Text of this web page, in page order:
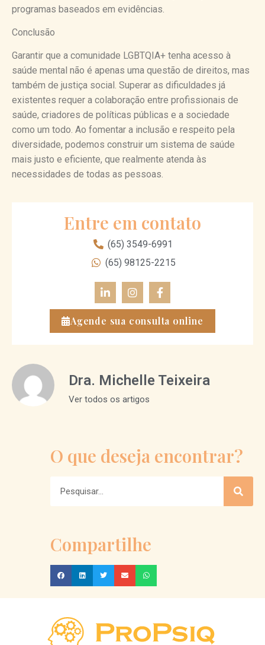
programas baseados em evidências.
Conclusão
Garantir que a comunidade LGBTQIA+ tenha acesso à
saúde mental não é apenas uma questão de direitos, mas
também de justiça social. Superar as dificuldades já
existentes requer a colaboração entre profissionais de
saúde, criadores de políticas públicas e a sociedade
como um todo. Ao fomentar a inclusão e respeito pela
diversidade, podemos construir um sistema de saúde
mais justo e eficiente, que realmente atenda às
necessidades de todas as pessoas.
Entre em contato
(65) 3549-6991
(65) 98125-2215
Agende sua consulta online
Dra. Michelle Teixeira
Ver todos os artigos
O que deseja encontrar?
Compartilhe